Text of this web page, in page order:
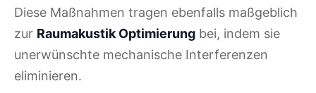
Diese Maßnahmen tragen ebenfalls maßgeblich
zur Raumakustik Optimierung bei, indem sie
unerwünschte mechanische Interferenzen
eliminieren.